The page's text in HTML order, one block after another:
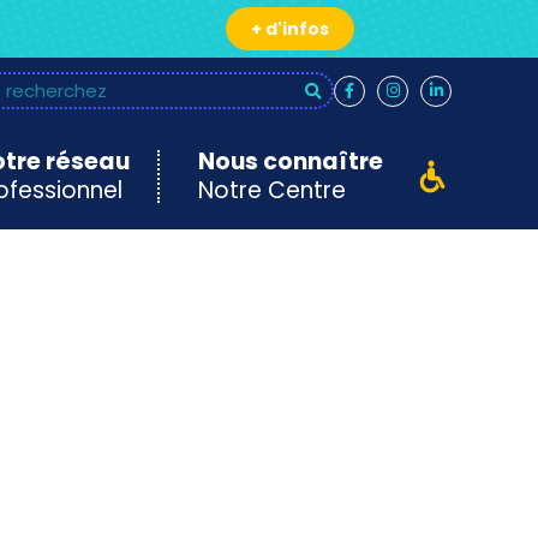
+ d'infos
réseau
Nous connaître
Notre Centre